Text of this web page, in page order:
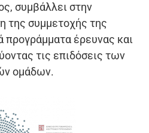
συμβάλλει στην
της συμμετοχής της
έρευνας και
τις επιδόσεις των
ομάδων.